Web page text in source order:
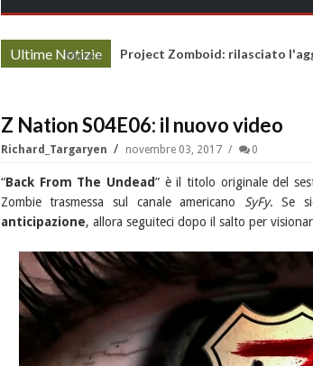
Ultime Notizie
More » Project Zomboid: rilasciato
Z Nation S04E06: il nuovo video
Richard_Targaryen novembre 03, 2017 0
“Back From The Undead” è il titolo originale del
Zombie trasmessa sul canale americano SyFy. Se
anticipazione, allora seguiteci dopo il salto per